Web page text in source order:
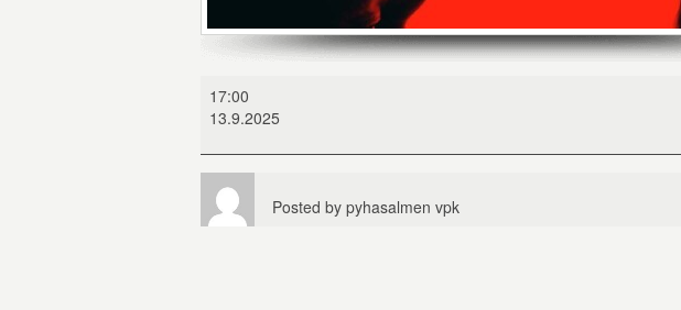
Viimeiset
riitit
17:00
13.9.2025
Posted by pyhasalmen vpk